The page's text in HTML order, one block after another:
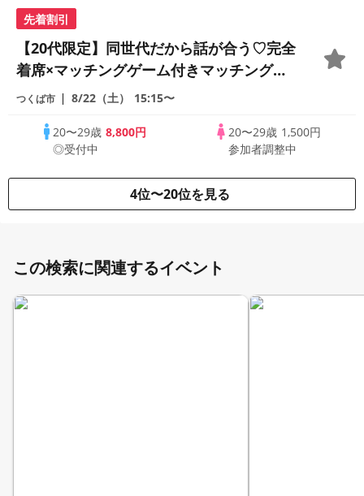
先着割引
【20代限定】同世代だから話が合う♡完全
着席×マッチングゲーム付きマッチングコ
ン
つくば市 8/22（土） 15:15〜
20〜29歳8,800円
◎受付中
20〜29歳 1,500円
参加者調整中
4位〜20位を見る
この検索に関連するイベント